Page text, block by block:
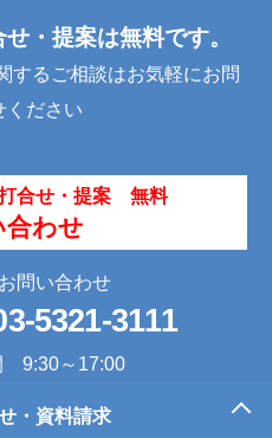
・資料請求
・提案は無料です。
するご相談はお気軽にお問
ください
合せ・提案 無料
合わせ
問い合わせ
5321-3111
9:30～17:00